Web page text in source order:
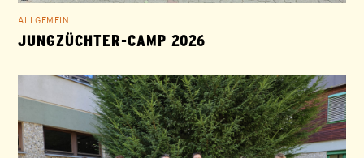
ALLGEMEIN
JUNGZÜCHTER-CAMP 2026